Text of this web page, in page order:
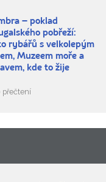
– poklad
pobřeží:
rybářů s velkolepým
Muzeem moře a
kde to žije
přečtení